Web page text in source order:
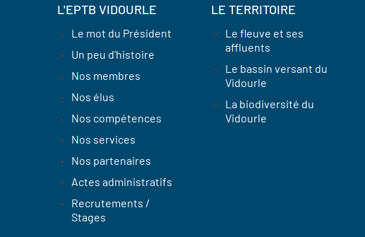
L'EPTB VIDOURLE
Le mot du Président
Un peu d’histoire
Nos membres
Nos élus
Nos compétences
Nos services
Nos partenaires
Actes administratifs
Recrutements /
Stages
LE TERRITOIRE
Le fleuve et ses
affluents
Le bassin versant du
Vidourle
La biodiversité du
Vidourle